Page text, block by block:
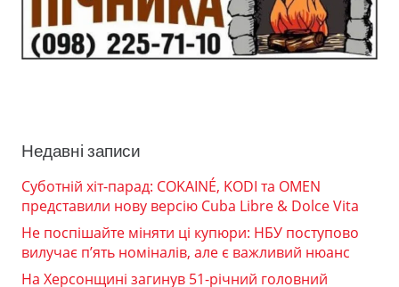
Недавні записи
Суботній хіт-парад: COKAINÉ, KODI та OMEN
представили нову версію Cuba Libre & Dolce Vita
Не поспішайте міняти ці купюри: НБУ поступово
вилучає п’ять номіналів, але є важливий нюанс
На Херсонщині загинув 51-річний головний